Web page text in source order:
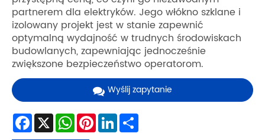
partnerem dla elektryków. Jego włókno szklane i
izolowany projekt jest w stanie zapewnić
optymalną wydajność w trudnych środowiskach
budowlanych, zapewniając jednocześnie
zwiększone bezpieczeństwo operatorom.
Wyślij zapytanie
Facebook
X WhatsApp
Pinterest
LinkedIn